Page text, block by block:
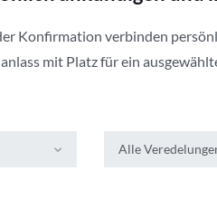
Konfirmation verbinden
mit Platz für ein
Alle